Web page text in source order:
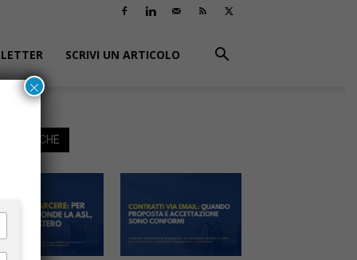
SCRIVI UN ARTICOLO
ANCHE
×